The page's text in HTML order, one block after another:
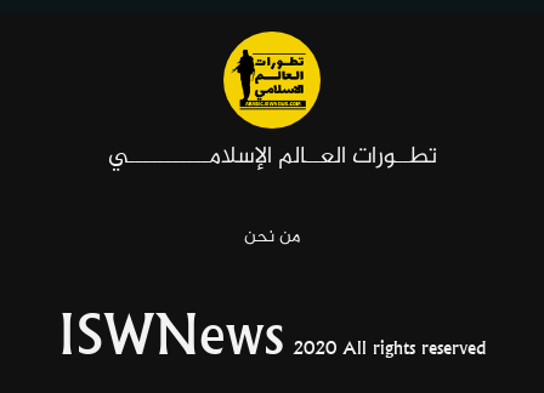
تطــورات العــالم الإسلامـــــــــــي
من نحن
ISWNews 2020 All rights reserved